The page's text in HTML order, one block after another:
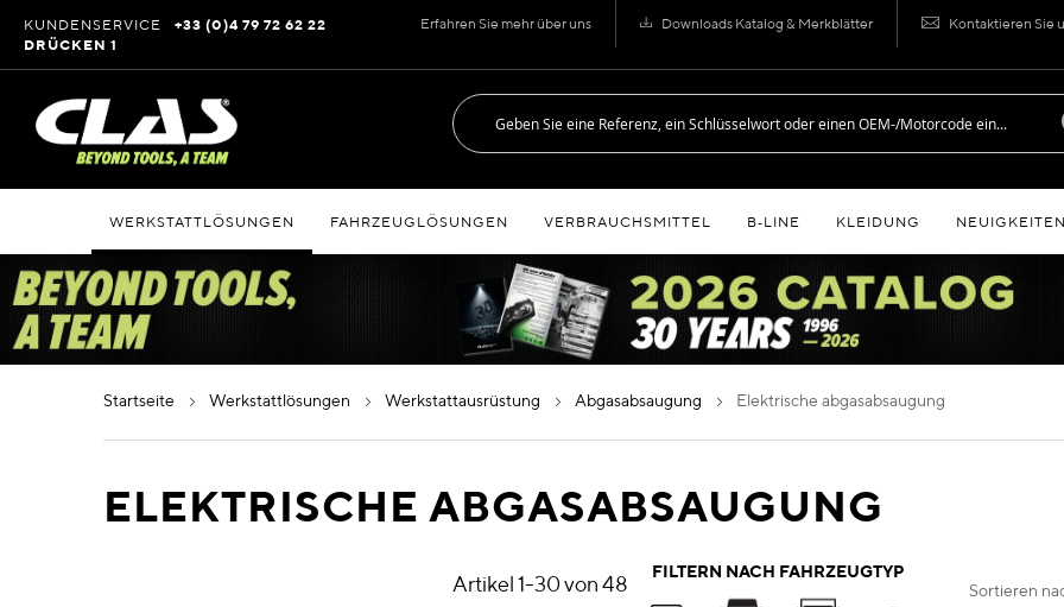
Erfahren Sie mehr über uns Downloads Katalog & Merkblätter Kontaktieren Sie
Inhalt
springen
KUNDENSERVICE
+33 (0)4 79 72 62 22
DRÜCKEN 1
WERKSTATTLÖSUNGEN FAHRZEUGLÖSUNGEN VERBRAUCHSMITTEL B‑LINE KLEIDUNG NEUIGKEITEN
startseite werkstattlösungen werkstattausrüstung abgasabsaugung elektrische abgasabsaugung
ELEKTRISCHE ABGASABSAUGUNG
Artikel1-30von48
FILTERN NACH FAHRZEUGTYP
Sortieren